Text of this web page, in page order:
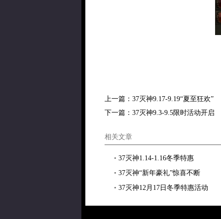
上一篇： 37灭神9.17-9.19“夏至狂欢”
下一篇： 37灭神9.3-9.5限时活动开启
相关文章
• 37灭神1.14-1.16冬季特惠
• 37灭神“新年豪礼”惊喜不断
• 37灭神12月17日冬季特惠活动